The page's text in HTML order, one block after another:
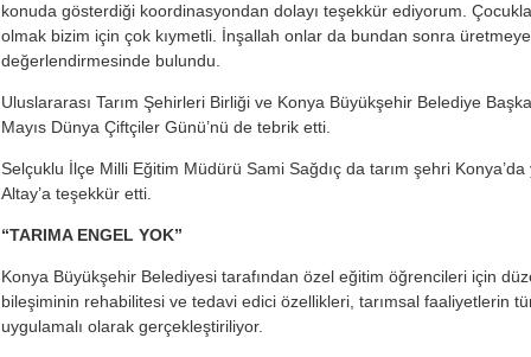
konuda gösterdiği koordinasyondan dolayı teşekkür ediyorum.
olmak bizim için çok kıymetli. İnşallah onlar da bundan sonra
değerlendirmesinde bulundu.
Uluslararası Tarım Şehirleri Birliği ve Konya Büyükşehir Belediye
Mayıs Dünya Çiftçiler Günü’nü de tebrik etti.
Selçuklu İlçe Milli Eğitim Müdürü Sami Sağdıç da tarım şehri
Altay’a teşekkür etti.
“TARIMA ENGEL YOK”
Konya Büyükşehir Belediyesi tarafından özel eğitim öğrencileri için
bileşiminin rehabilitesi ve tedavi edici özellikleri, tarımsal faaliyetlerin
uygulamalı olarak gerçekleştiriliyor.